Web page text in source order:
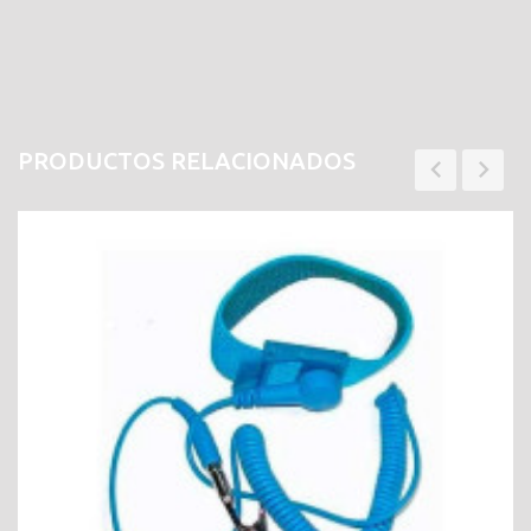
PRODUCTOS RELACIONADOS